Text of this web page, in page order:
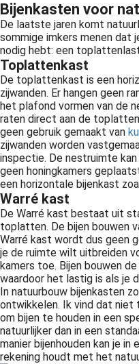
Bijenkasten voor
De laatste jaren komt
sommige imkers menen dat
nodig hebt: een
Toplattenkast
De toplattenkast is een
zijwanden. Er hangen geen
het plafond vormen van de
raten direct aan de
geen gebruik gemaakt van
zijwanden worden
inspectie. De nestruimte
geen honingkamers
een horizontale bijenkast
Warré kast
De Warré kast bestaat uit
toplatten. De bijen bouwen
Warré kast wordt dus geen
je de ruimte wilt uitbreiden
kamers toe. Bijen bouwen
waardoor het lastig is als je
In natuurbouw bijenkasten
ontwikkelen. Ik vind dat
om bijen te houden in een
natuurlijker dan in een
manier bijenhouden kan je
rekening houdt met het